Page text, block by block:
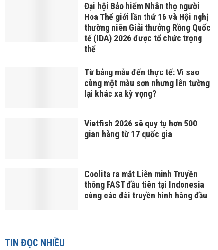
Đại hội Bảo hiểm Nhân thọ người
Hoa Thế giới lần thứ 16 và Hội nghị
thường niên Giải thưởng Rồng Quốc
tế (IDA) 2026 được tổ chức trọng
thể
Từ bảng mẫu đến thực tế: Vì sao
cùng một màu sơn nhưng lên tường
lại khác xa kỳ vọng?
Vietfish 2026 sẽ quy tụ hơn 500
gian hàng từ 17 quốc gia
Coolita ra mắt Liên minh Truyền
thông FAST đầu tiên tại Indonesia
cùng các đài truyền hình hàng đầu
TIN ĐỌC NHIỀU